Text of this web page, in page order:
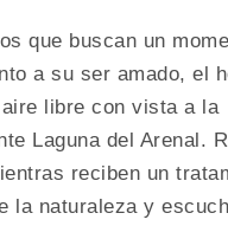
que buscan un
a su ser amado, el
libre con vista a la
Laguna del Arenal.
reciben un
la naturaleza y